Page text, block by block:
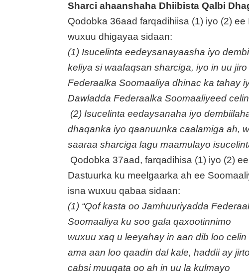
Sharci ahaanshaha Dhiibista Qalbi
Qodobka 36aad farqadihiisa (1) iyo (2)
wuxuu dhigayaa sidaan:
(1) Isucelinta eedeysanayaasha iyo
keliya si waafaqsan sharciga, iyo in uu
Federaalka Soomaaliya dhinac ka tahay
Dawladda Federaalka Soomaaliyeed
(2) Isucelinta eedaysanaha iyo
dhaqanka iyo qaanuunka caalamiga ah,
saaraa sharciga lagu maamulayo
Qodobka 37aad, farqadihisa (1) iyo (2) ee
Dastuurka ku meelgaarka ah ee
isna wuxuu qabaa sidaan:
(1) “Qof kasta oo Jamhuuriyadda
Soomaaliya ku soo gala qaxootinnimo
wuxuu xaq u leeyahay in aan dib loo celin
ama aan loo qaadin dal kale, haddii ay jirto
cabsi muuqata oo ah in uu la kulmayo